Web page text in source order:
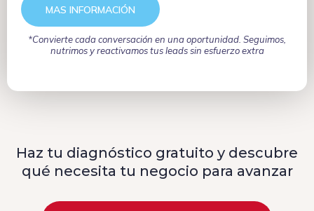
MAS INFORMACIÓN
*Convierte cada conversación en una oportunidad. Seguimos,
nutrimos y reactivamos tus leads sin esfuerzo extra
Haz tu diagnóstico gratuito y descubre
qué necesita tu negocio para avanzar